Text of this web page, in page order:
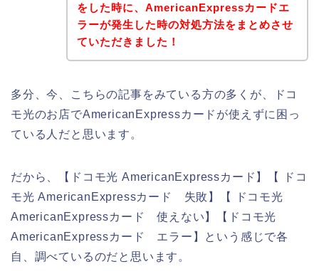
をした時に、AmericanExpressカードエ
ラーが発生した時の対処方法をまとめさせ
ていただきました！
多分、今、こちらの記事をみている方の多くが、ドコ
モ光のお店でAmericanExpressカードが使えずに困っ
ている人だと思います。
だから、【ドコモ光 AmericanExpressカード】【 ドコ
モ光 AmericanExpressカード 失敗】【 ドコモ光
AmericanExpressカード 使えない】【ドコモ光
AmericanExpressカード エラー】という感じで各
自、調べているのだと思います。